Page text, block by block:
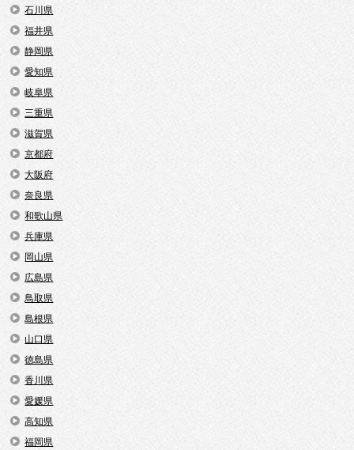
石川県
福井県
静岡県
愛知県
岐阜県
三重県
滋賀県
京都府
大阪府
奈良県
和歌山県
兵庫県
岡山県
広島県
鳥取県
島根県
山口県
徳島県
香川県
愛媛県
高知県
福岡県